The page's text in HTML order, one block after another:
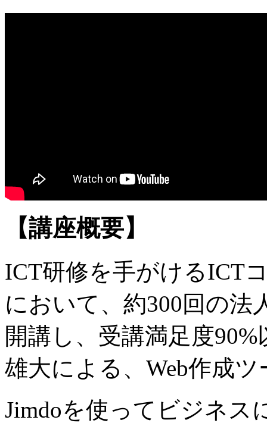
【講座概要】
ICT研修を手がけるICT
において、約300回の法
開講し、受講満足度
雄大による、Web作成
Jimdoを使ってビジネス